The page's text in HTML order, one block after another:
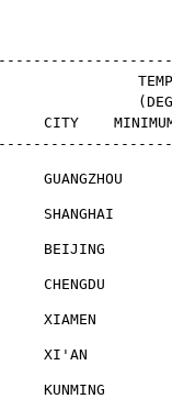
CITY    MINIMUM 最
SHANGHAI
BEIJING
CHENGDU
XIAMEN
XI'AN
KUNMING